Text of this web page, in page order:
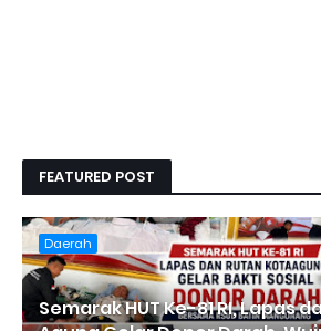
FEATURED POST
Daerah
Semarak HUT Ke-81 RI, Lapas